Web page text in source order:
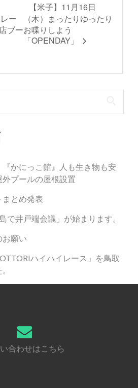
ー
ブー
【米子】11月16日
（木）まったりゆったり
お喋りしよう
「OPENDAY」
かにっこ館』人も生き物も安
プールの屋根設置
まとめ発表
で井戸端会議」が始まります。
お願い
ハイハイレース」を鳥取
合わせはこちら